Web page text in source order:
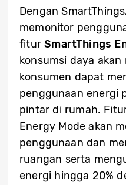
Dengan
memonitor
fiturSmartThings
konsumsi daya
konsumen dapat
penggunaan energi
pintar di rumah.
Energy Mode akan
penggunaan dan
ruangan serta
energi hingga 20%